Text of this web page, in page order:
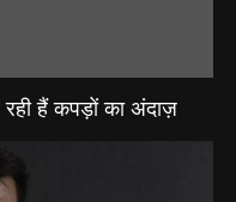
रही हैं कपड़ों का अंदाज़